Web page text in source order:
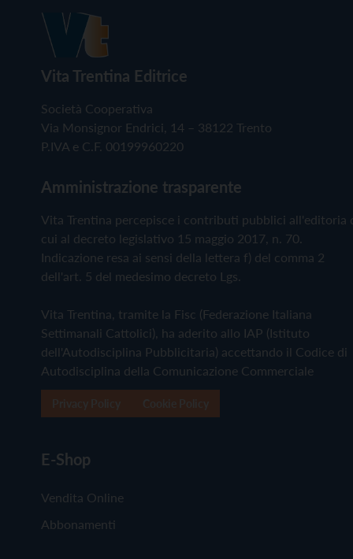
Vita Trentina Editrice
Società Cooperativa
Via Monsignor Endrici, 14 – 38122 Trento
P.IVA e C.F. 00199960220
Amministrazione trasparente
Vita Trentina percepisce i contributi pubblici all'editoria
cui al decreto legislativo 15 maggio 2017, n. 70.
Indicazione resa ai sensi della lettera f) del comma 2
dell'art. 5 del medesimo decreto Lgs.
Vita Trentina, tramite la Fisc (Federazione Italiana
Settimanali Cattolici), ha aderito allo IAP (Istituto
dell'Autodisciplina Pubblicitaria) accettando il Codice di
Autodisciplina della Comunicazione Commerciale
E-Shop
Vendita Online
Abbonamenti